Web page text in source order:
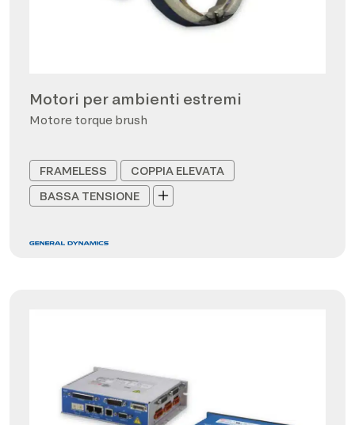
Motori per ambienti estremi
Motore torque brush
FRAMELESS
COPPIA ELEVATA
BASSA TENSIONE